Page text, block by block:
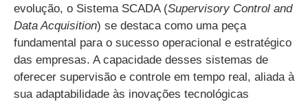
evolução, o Sistema SCADA (Supervisory Control and
Data Acquisition) se destaca como uma peça
fundamental para o sucesso operacional e estratégico
das empresas. A capacidade desses sistemas de
oferecer supervisão e controle em tempo real, aliada à
sua adaptabilidade às inovações tecnológicas